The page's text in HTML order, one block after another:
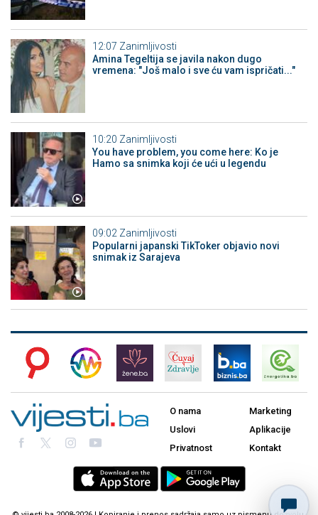
12:07 Zanimljivosti
Amina Tegeltija se javila nakon dugo
vremena: "Još malo i sve ću vam ispričati..."
10:20 Zanimljivosti
You have problem, you come here: Ko je
Hamo sa snimka koji će ući u legendu
09:02 Zanimljivosti
Popularni japanski TikToker objavio novi
snimak iz Sarajeva
O nama
Uslovi
Privatnost
Marketing
Aplikacije
Kontakt